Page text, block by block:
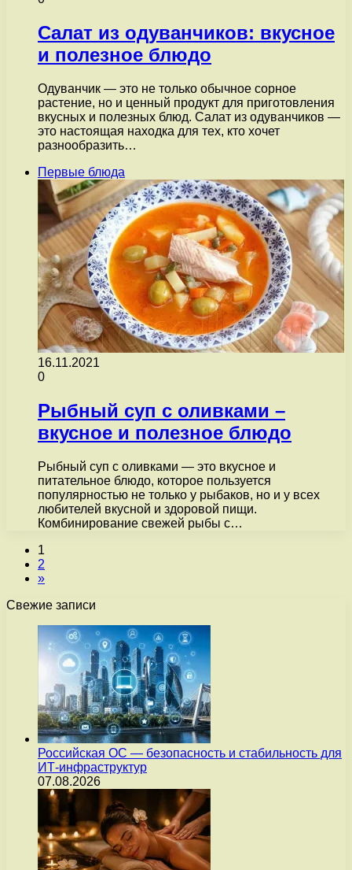
Салат из одуванчиков: вкусное
и полезное блюдо
Одуванчик — это не только обычное сорное
растение, но и ценный продукт для приготовления
вкусных и полезных блюд. Салат из одуванчиков —
это настоящая находка для тех, кто хочет
разнообразить…
Первые блюда
16.11.2021
0
Рыбный суп с оливками –
вкусное и полезное блюдо
Рыбный суп с оливками — это вкусное и
питательное блюдо, которое пользуется
популярностью не только у рыбаков, но и у всех
любителей вкусной и здоровой пищи.
Комбинирование свежей рыбы с…
1
2
»
Свежие записи
Российская ОС — безопасность и стабильность для
ИТ-инфраструктур
07.08.2026